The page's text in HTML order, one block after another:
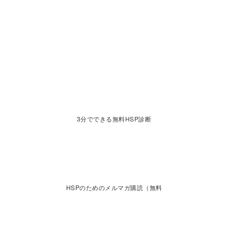
3分でできる無料HSP診断
HSPのためのメルマガ購読（無料